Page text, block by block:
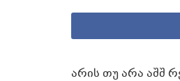
არის თუ არა აშშ